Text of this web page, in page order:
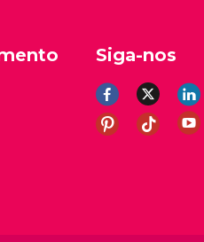
Siga-nos